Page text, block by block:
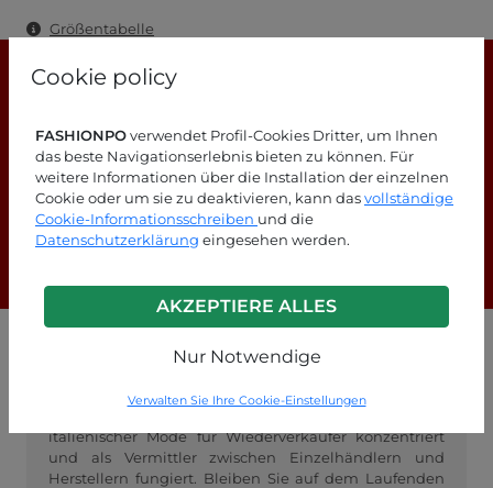
Cookie policy
FASHIONPOverwendet Profil-Cookies Dritter, um Ihnen
das beste Navigationserlebnis bieten zu können. Für
weitere Informationen über die Installation der einzelnen
Cookie oder um sie zu deaktivieren, kann dasvollständige
Cookie-Informationsschreiben und die
Datenschutzerklärung eingesehen werden.
AKZEPTIERE ALLES
Nur Notwendige
Verwalten Sie Ihre Cookie-Einstellungen
Größentabelle
Suchen Sie nach Antworten?
Schauen Sie sich unsere FAQ-Seite an!
GROSSHANDEL FASHIONPO
FashionPo.com ist ein Online-Großhändler für
italienischer Mode für Wiederverkäufer konzentriert
und als Vermittler zwischen Einzelhändlern und
Herstellern fungiert. Bleiben Sie auf dem Laufenden